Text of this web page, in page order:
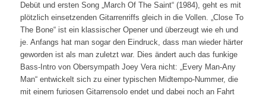
Debüt und ersten Song „March Of The Saint“ (1984), geht es mit
plötzlich einsetzenden Gitarrenriffs gleich in die Vollen. „Close To
The Bone“ ist ein klassischer Opener und überzeugt wie eh und
je. Anfangs hat man sogar den Eindruck, dass man wieder härter
geworden ist als man zuletzt war. Dies ändert auch das funkige
Bass-Intro von Obersympath Joey Vera nicht: „Every Man-Any
Man“ entwickelt sich zu einer typischen Midtempo-Nummer, die
mit einem furiosen Gitarrensolo endet und dabei noch an Fahrt